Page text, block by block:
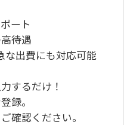
ート
待遇
な出費にも対応可能
するだけ！
録。
確認ください。